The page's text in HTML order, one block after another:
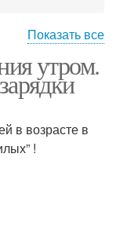
гимнастика
Показать все
утром.
в возрасте в
!